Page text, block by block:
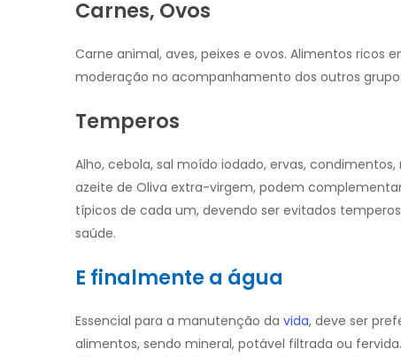
Carnes, Ovos
Carne animal, aves, peixes e ovos. Alimentos ricos
moderação no acompanhamento dos outros
Temperos
Alho, cebola, sal moído iodado, ervas,
azeite de Oliva extra-virgem, podem
típicos de cada um, devendo ser evitados
saúde.
E finalmente a água
Essencial para a manutenção da vida, deve ser
alimentos, sendo mineral, potável filtrada ou fervida.